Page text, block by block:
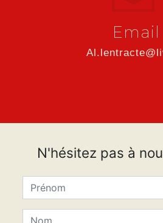
Email
N'hésitez pas à